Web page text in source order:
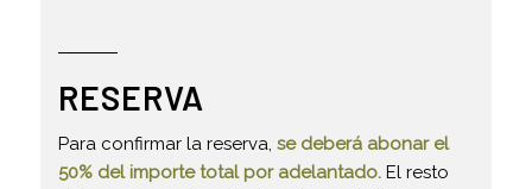
RESERVA
Para confirmar la reserva, se deberá abonar el
50% del importe total por adelantado.El resto